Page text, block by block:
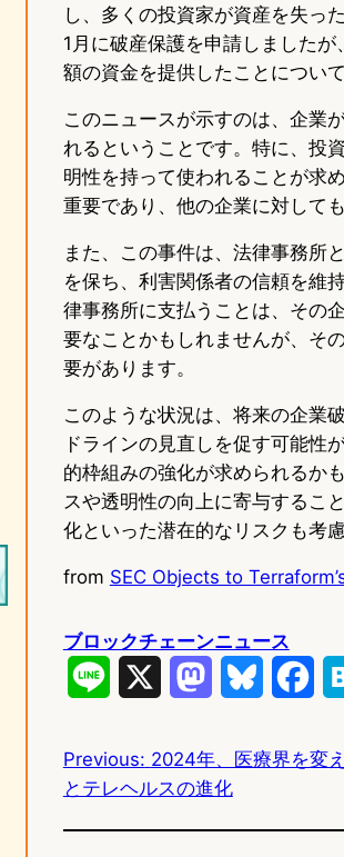
し、多くの投資家が資産を失っ
1月に破産保護を申請しました
額の資金を提供したことについ
このニュースが示すのは、企業
れるということです。特に、投
明性を持って使われることが求
重要であり、他の企業に対して
また、この事件は、法律事務所
を保ち、利害関係者の信頼を維
律事務所に支払うことは、その
要なことかもしれませんが、そ
要があります。
このような状況は、将来の企業
ドラインの見直しを促す可能性
的枠組みの強化が求められるか
スや透明性の向上に寄与するこ
化といった潜在的なリスクも考
from SEC Objects to
ブロックチェーンニュース
n
e
s
t
u
c
Previous: 2024年、医療界を変
とテレヘルスの進化